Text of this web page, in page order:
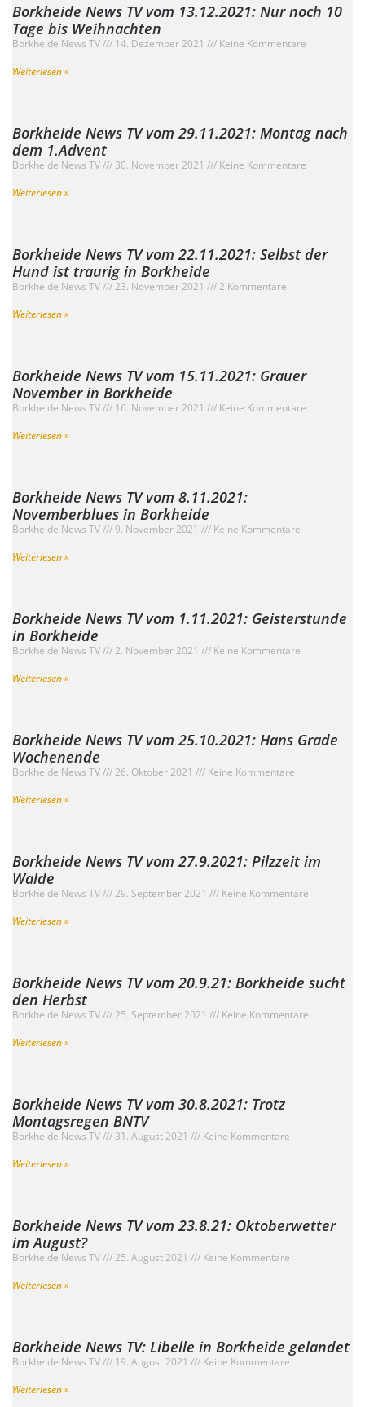
Borkheide News TV vom 13.12.2021: Nur noch 10
Tage bis Weihnachten
Borkheide News TV 14. Dezember 2021
Keine Kommentare
Weiterlesen »
Borkheide News TV vom 29.11.2021: Montag nach
dem 1.Advent
Borkheide News TV 30. November 2021
Keine Kommentare
Weiterlesen »
Borkheide News TV vom 22.11.2021: Selbst der
Hund ist traurig in Borkheide
Borkheide News TV 23. November 2021
2 Kommentare
Weiterlesen »
Borkheide News TV vom 15.11.2021: Grauer
November in Borkheide
Borkheide News TV 16. November 2021
Keine Kommentare
Weiterlesen »
Borkheide News TV vom 8.11.2021:
Novemberblues in Borkheide
Borkheide News TV 9. November 2021
Keine Kommentare
Weiterlesen »
Borkheide News TV vom 1.11.2021: Geisterstunde
in Borkheide
Borkheide News TV 2. November 2021
Keine Kommentare
Weiterlesen »
Borkheide News TV vom 25.10.2021: Hans Grade
Wochenende
Borkheide News TV 26. Oktober 2021
Keine Kommentare
Weiterlesen »
Borkheide News TV vom 27.9.2021: Pilzzeit im
Walde
Borkheide News TV 29. September 2021
Keine Kommentare
Weiterlesen »
Borkheide News TV vom 20.9.21: Borkheide sucht
den Herbst
Borkheide News TV 25. September 2021
Keine Kommentare
Weiterlesen »
Borkheide News TV vom 30.8.2021: Trotz
Montagsregen BNTV
Borkheide News TV 31. August 2021
Keine Kommentare
Weiterlesen »
Borkheide News TV vom 23.8.21: Oktoberwetter
im August?
Borkheide News TV 25. August 2021
Keine Kommentare
Weiterlesen »
Borkheide News TV: Libelle in Borkheide gelandet
Borkheide News TV 19. August 2021
Keine Kommentare
Weiterlesen »